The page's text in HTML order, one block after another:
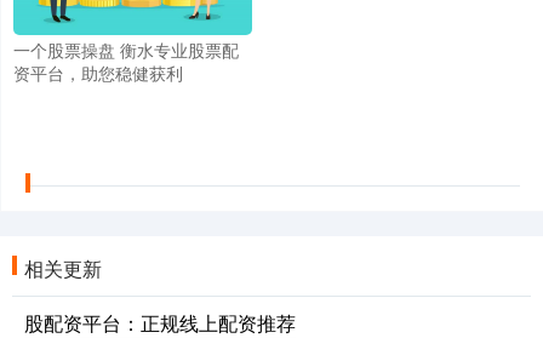
一个股票操盘 衡水专业股票配
资平台，助您稳健获利
相关更新
股配资平台：正规线上配资推荐